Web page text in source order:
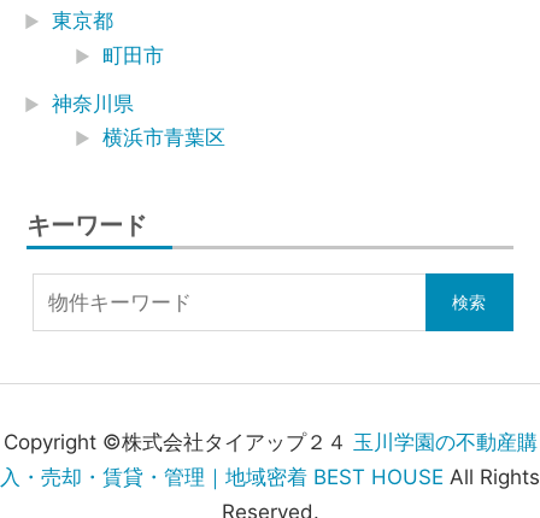
東京都
町田市
神奈川県
横浜市青葉区
キーワード
Copyright ©株式会社タイアップ２４ 玉川学園の不動産購
入・売却・賃貸・管理｜地域密着 BEST HOUSE All Rights
Reserved.